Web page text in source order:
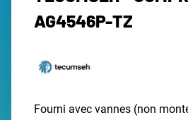
AG4546P-TZ
Fourni avec vannes (non